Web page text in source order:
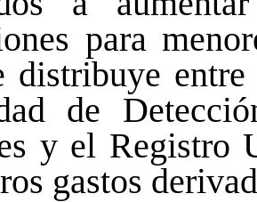
para
distribuye
de
y el Registro
gastos